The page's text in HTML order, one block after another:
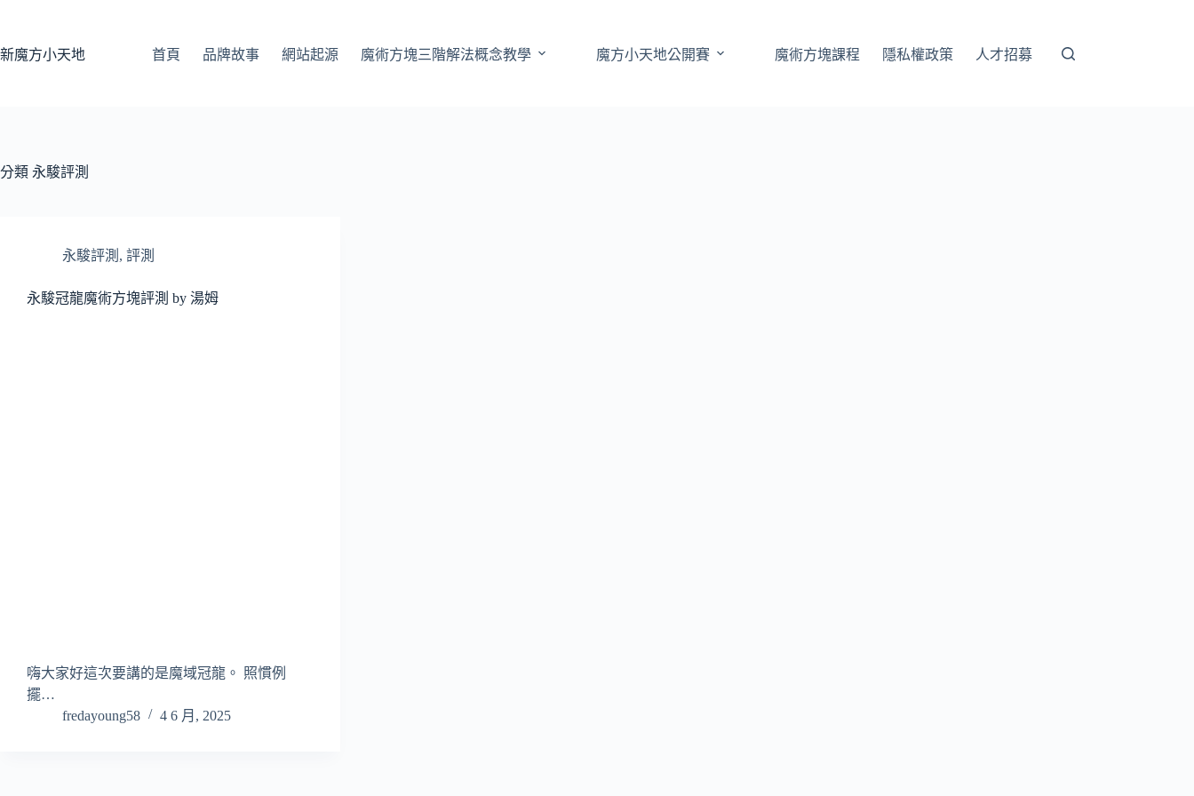
主
新魔方小天地 首頁 品牌故事 網站起源 魔術方塊三階解法概念教學 魔方小天地公開賽 魔術方塊課程 隱私權政策 人才招募
分類 永駿評測
永駿評測 , 評測
永駿冠龍魔術方塊評測 by 湯姆
嗨大家好這次要講的是魔域冠龍。 照慣例
擺…
fredayoung58
4 6 月, 2025